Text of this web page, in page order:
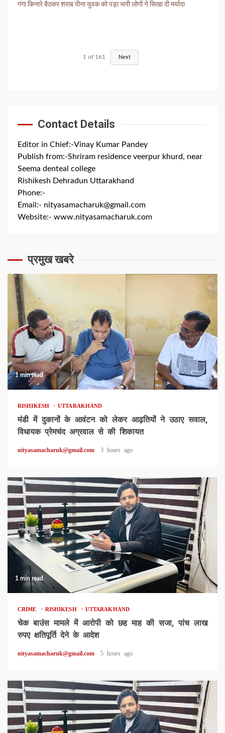
गंगा किनारे बैठकर शराब पीना युवक को पड़ा भारी लोगों ने सिखा दी मर्यादा
1 of 161 Next
Contact Details
Editor in Chief:-Vinay Kumar Pandey
Publish from:-Shriram residence veerpur khurd, near
Seema denteal college
Rishikesh Dehradun Uttarakhand
Phone:-
Email:- nityasamacharuk@gmail.com
Website:- www.nityasamacharuk.com
प्रमुख खबरे
1 min read
RISHIKESH UTTARAKHAND
मंडी में दुकानों के आवंटन को लेकर आढ़तियों ने उठाए सवाल,
विधायक प्रेमचंद अग्रवाल से की शिकायत
nityasamacharuk@gmail.com 3 hours ago
1 min read
CRIME RISHIKESH UTTARAKHAND
चेक बाउंस मामले में आरोपी को छह माह की सजा, पांच लाख
रुपए क्षतिपूर्ति देने के आदेश
nityasamacharuk@gmail.com 5 hours ago